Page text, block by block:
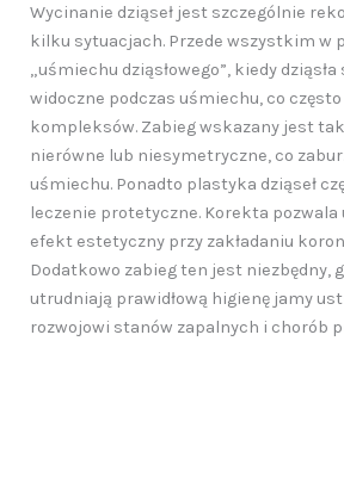
Wycinanie dziąseł jest szczególnie
kilku sytuacjach. Przede wszystkim w
„uśmiechu dziąsłowego”, kiedy
widoczne podczas uśmiechu, co często
kompleksów. Zabieg wskazany jest
nierówne lub niesymetryczne, co
uśmiechu. Ponadto plastyka dziąseł
leczenie protetyczne. Korekta pozwala
efekt estetyczny przy zakładaniu
Dodatkowo zabieg ten jest niezbędny,
utrudniają prawidłową higienę jamy
rozwojowi stanów zapalnych i chorób